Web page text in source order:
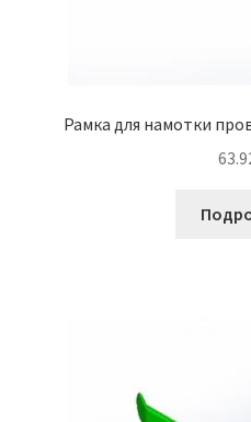
Рамка для намотки